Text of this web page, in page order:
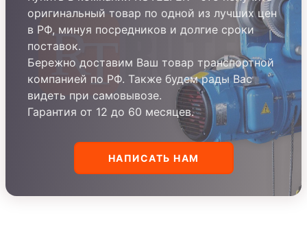
оригинальный товар по одной из лучших цен
в РФ, минуя посредников и долгие сроки
поставок.
Бережно доставим Ваш товар транспортной
компанией по РФ. Также будем рады Вас
видеть при самовывозе.
Гарантия от 12 до 60 месяцев.
НАПИСАТЬ НАМ